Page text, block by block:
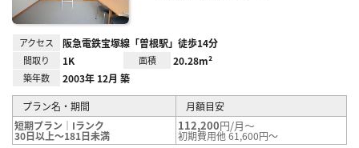
アクセス 阪急電鉄宝塚線「曽根駅」徒歩14分
間取り 1K 面積 20.28m²
築年数 2003年 12月 築
プラン名・期間
月額目安
短期プラン｜Iランク
30日以上～181日未満
112,200円/月～
初期費用他 61,600円～